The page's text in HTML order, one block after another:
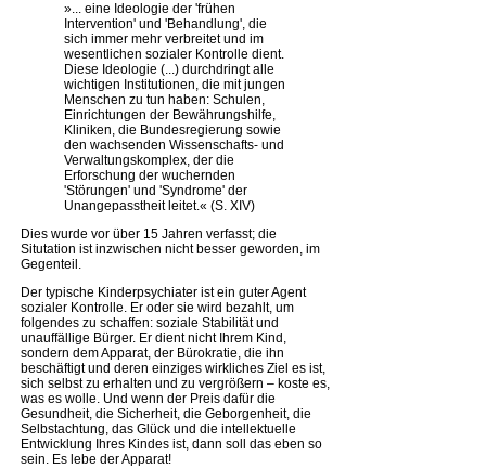
»... eine Ideologie der 'frühen
Intervention' und 'Behandlung', die
sich immer mehr verbreitet und im
wesentlichen sozialer Kontrolle dient.
Diese Ideologie (...) durchdringt alle
wichtigen Institutionen, die mit jungen
Menschen zu tun haben: Schulen,
Einrichtungen der Bewährungshilfe,
Kliniken, die Bundesregierung sowie
den wachsenden Wissenschafts- und
Verwaltungskomplex, der die
Erforschung der wuchernden
'Störungen' und 'Syndrome' der
Unangepasstheit leitet.« (S. XIV)
Dies wurde vor über 15 Jahren verfasst; die
Situtation ist inzwischen nicht besser geworden, im
Gegenteil.
Der typische Kinderpsychiater ist ein guter Agent
sozialer Kontrolle. Er oder sie wird bezahlt, um
folgendes zu schaffen: soziale Stabilität und
unauffällige Bürger. Er dient nicht Ihrem Kind,
sondern dem Apparat, der Bürokratie, die ihn
beschäftigt und deren einziges wirkliches Ziel es ist,
sich selbst zu erhalten und zu vergrößern – koste es,
was es wolle. Und wenn der Preis dafür die
Gesundheit, die Sicherheit, die Geborgenheit, die
Selbstachtung, das Glück und die intellektuelle
Entwicklung Ihres Kindes ist, dann soll das eben so
sein. Es lebe der Apparat!